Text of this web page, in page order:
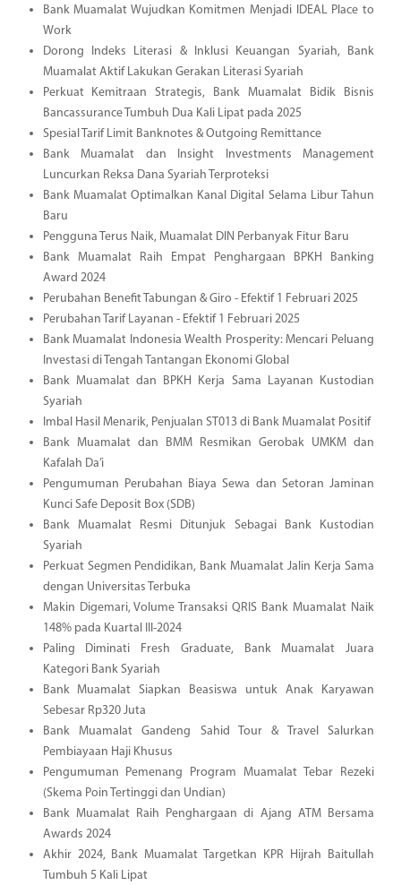
Bank Muamalat Wujudkan Komitmen Menjadi IDEAL Place to
Work
Dorong Indeks Literasi & Inklusi Keuangan Syariah, Bank
Muamalat Aktif Lakukan Gerakan Literasi Syariah
Perkuat Kemitraan Strategis, Bank Muamalat Bidik Bisnis
Bancassurance Tumbuh Dua Kali Lipat pada 2025
Spesial Tarif Limit Banknotes & Outgoing Remittance
Bank Muamalat dan Insight Investments Management
Luncurkan Reksa Dana Syariah Terproteksi
Bank Muamalat Optimalkan Kanal Digital Selama Libur Tahun
Baru
Pengguna Terus Naik, Muamalat DIN Perbanyak Fitur Baru
Bank Muamalat Raih Empat Penghargaan BPKH Banking
Award 2024
Perubahan Benefit Tabungan & Giro - Efektif 1 Februari 2025
Perubahan Tarif Layanan - Efektif 1 Februari 2025
Bank Muamalat Indonesia Wealth Prosperity: Mencari Peluang
Investasi di Tengah Tantangan Ekonomi Global
Bank Muamalat dan BPKH Kerja Sama Layanan Kustodian
Syariah
Imbal Hasil Menarik, Penjualan ST013 di Bank Muamalat Positif
Bank Muamalat dan BMM Resmikan Gerobak UMKM dan
Kafalah Da’i
Pengumuman Perubahan Biaya Sewa dan Setoran Jaminan
Kunci Safe Deposit Box (SDB)
Bank Muamalat Resmi Ditunjuk Sebagai Bank Kustodian
Syariah
Perkuat Segmen Pendidikan, Bank Muamalat Jalin Kerja Sama
dengan Universitas Terbuka
Makin Digemari, Volume Transaksi QRIS Bank Muamalat Naik
148% pada Kuartal III-2024
Paling Diminati Fresh Graduate, Bank Muamalat Juara
Kategori Bank Syariah
Bank Muamalat Siapkan Beasiswa untuk Anak Karyawan
Sebesar Rp320 Juta
Bank Muamalat Gandeng Sahid Tour & Travel Salurkan
Pembiayaan Haji Khusus
Pengumuman Pemenang Program Muamalat Tebar Rezeki
(Skema Poin Tertinggi dan Undian)
Bank Muamalat Raih Penghargaan di Ajang ATM Bersama
Awards 2024
Akhir 2024, Bank Muamalat Targetkan KPR Hijrah Baitullah
Tumbuh 5 Kali Lipat